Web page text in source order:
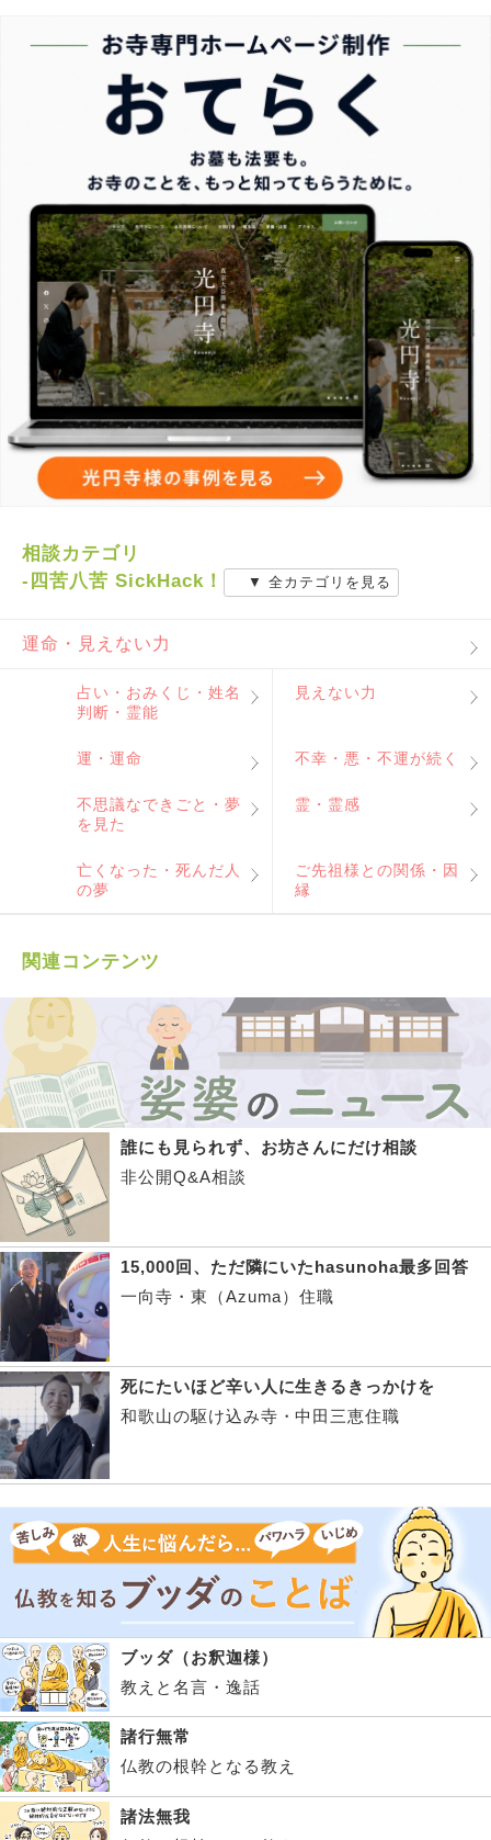
相談カテゴリ
-四苦八苦 SickHack！
▼ 全カテゴリを見る
運命・見えない力
占い・おみくじ・姓名
判断・霊能
見えない力
運・運命 不幸・悪・不運が続く
不思議なできごと・夢
を見た
霊・霊感
亡くなった・死んだ人
の夢
ご先祖様との関係・因
縁
関連コンテンツ
誰にも見られず、お坊さんにだけ相談
非公開Q&A相談
15,000回、ただ隣にいたhasunoha最多回答
一向寺・東（Azuma）住職
死にたいほど辛い人に生きるきっかけを
和歌山の駆け込み寺・中田三恵住職
ブッダ（お釈迦様）
教えと名言・逸話
諸行無常
仏教の根幹となる教え
諸法無我